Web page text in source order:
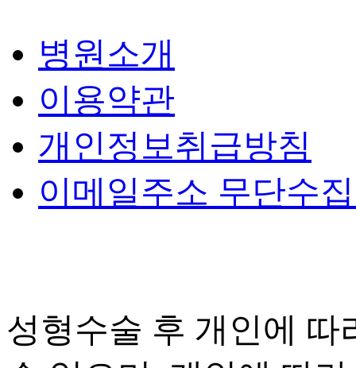
병원소개
이용약관
개인정보취급방침
이메일주소 무단수
성형수술 후 개인에 따